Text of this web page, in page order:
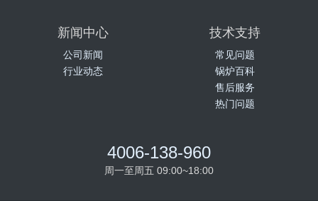
新闻中心
公司新闻
行业动态
技术支持
常见问题
锅炉百科
售后服务
热门问题
4006-138-960
周一至周五 09:00~18:00